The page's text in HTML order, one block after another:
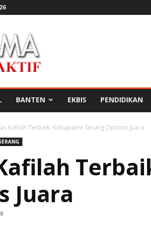
BANTEN EKBIS PENDIDIKAN
Kafilah Terbaik, Kabupaten Serang Optimis Juara
Juara